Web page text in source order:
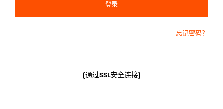
登录
忘记密码？
(通过SSL安全连接)